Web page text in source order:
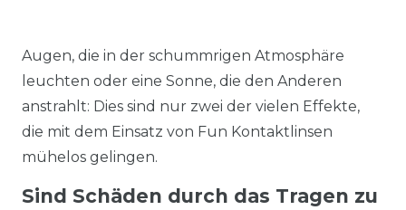
Augen, die in der schummrigen Atmosphäre
leuchten oder eine Sonne, die den Anderen
anstrahlt: Dies sind nur zwei der vielen Effekte,
die mit dem Einsatz von Fun Kontaktlinsen
mühelos gelingen.
Sind Schäden durch das Tragen zu